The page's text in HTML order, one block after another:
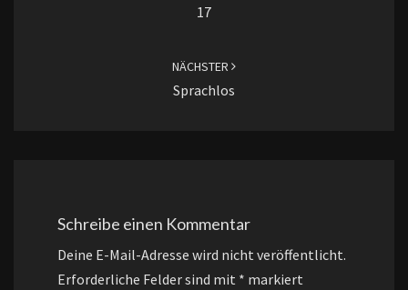
17
NÄCHSTER
Sprachlos
Schreibe einen Kommentar
Deine E-Mail-Adresse wird nicht veröffentlicht.
Erforderliche Felder sind mit * markiert